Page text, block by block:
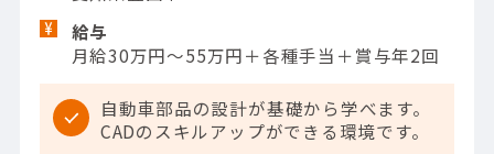
給与
月給30万円～55万円＋各種手当＋賞与年2回
自動車部品の設計が基礎から学べます。
CADのスキルアップができる環境です。